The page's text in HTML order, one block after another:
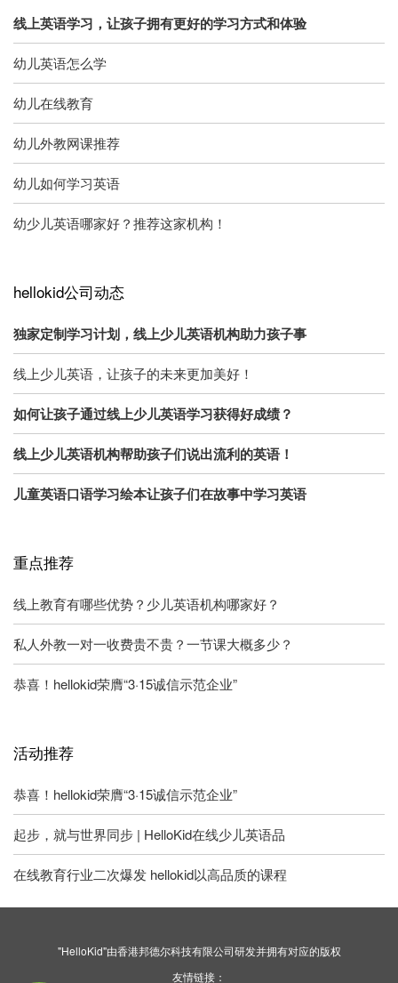
线上英语学习，让孩子拥有更好的学习方式和体验
幼儿英语怎么学
幼儿在线教育
幼儿外教网课推荐
幼儿如何学习英语
幼少儿英语哪家好？推荐这家机构！
hellokid公司动态
独家定制学习计划，线上少儿英语机构助力孩子事
线上少儿英语，让孩子的未来更加美好！
如何让孩子通过线上少儿英语学习获得好成绩？
线上少儿英语机构帮助孩子们说出流利的英语！
儿童英语口语学习绘本让孩子们在故事中学习英语
重点推荐
线上教育有哪些优势？少儿英语机构哪家好？
私人外教一对一收费贵不贵？一节课大概多少？
恭喜！hellokid荣膺“3·15诚信示范企业”
活动推荐
恭喜！hellokid荣膺“3·15诚信示范企业”
起步，就与世界同步 | HelloKid在线少儿英语品
在线教育行业二次爆发 hellokid以高品质的课程
"HelloKid"由香港邦德尔科技有限公司研发并拥有对应的版权
友情链接：